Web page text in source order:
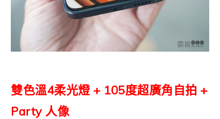
雙色溫4柔光燈 + 105度超廣角自拍 +
Party 人像